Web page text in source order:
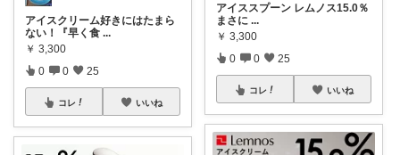
アイスクリーム好きにはたまら
ない！『早く食 ...
￥ 3,300
0 0 25
コレ いいね
アイススプーン レムノス15.0％
まさに ...
￥ 3,300
0 0 25
コレ いいね